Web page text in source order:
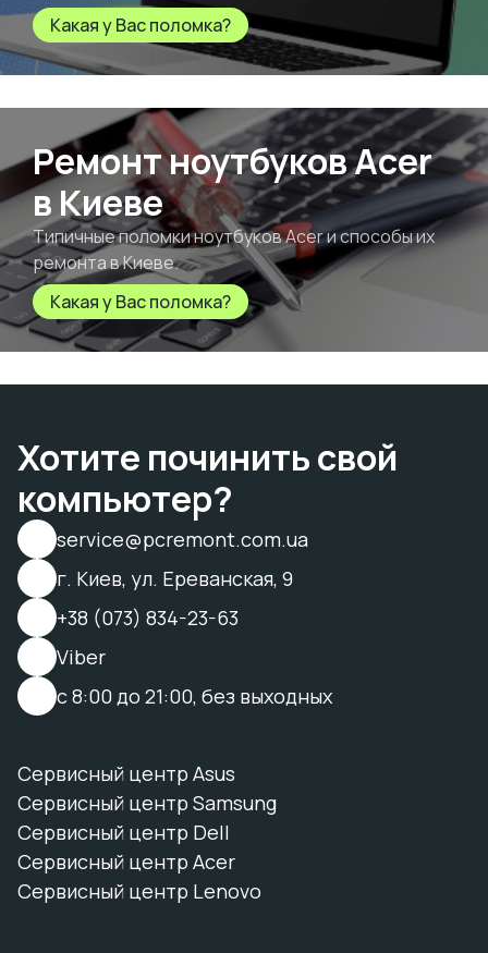
Какая у Вас поломка?
Ремонт ноутбуков Acer
в Киеве
Типичные поломки ноутбуков Acer и способы их
ремонта в Киеве.
Какая у Вас поломка?
Хотите починить свой
компьютер?
service@pcremont.com.ua
г. Киев, ул. Ереванская, 9
+38 (073) 834-23-63
Viber
с 8:00 до 21:00, без выходных
Сервисный центр Asus
Сервисный центр Samsung
Сервисный центр Dell
Сервисный центр Acer
Сервисный центр Lenovo